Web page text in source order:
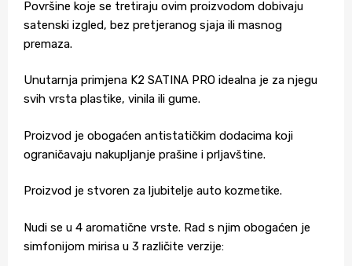
Površine koje se tretiraju ovim proizvodom dobivaju
satenski izgled, bez pretjeranog sjaja ili masnog
premaza.
Unutarnja primjena K2 SATINA PRO idealna je za njegu
svih vrsta plastike, vinila ili gume.
Proizvod je obogaćen antistatičkim dodacima koji
ograničavaju nakupljanje prašine i prljavštine.
Proizvod je stvoren za ljubitelje auto kozmetike.
Nudi se u 4 aromatične vrste. Rad s njim obogaćen je
simfonijom mirisa u 3 različite verzije: